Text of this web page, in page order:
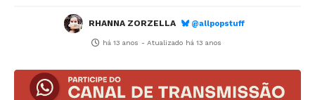
RHANNA ZORZELLA @allpopstuff
há 13 anos - Atualizado há 13 anos